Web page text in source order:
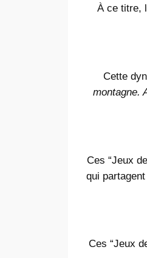
À ce titre,
Cette
montagne.
Ces “Jeux
qui
Ces “Jeux